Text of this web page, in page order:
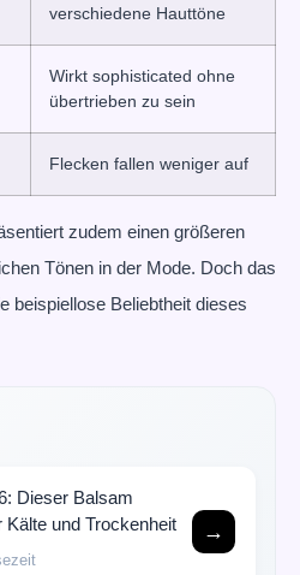
verschiedene Hauttöne
Wirkt sophisticated ohne
übertrieben zu sein
Flecken fallen weniger auf
zudem einen größeren
Tönen in der Mode. Doch das
beispiellose Beliebtheit dieses
Dieser Balsam
und Trockenheit
→